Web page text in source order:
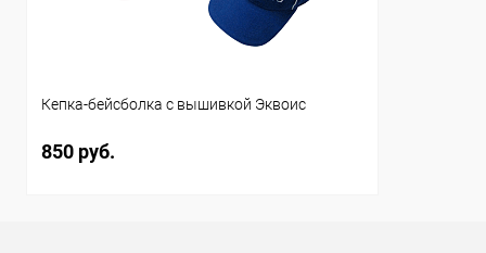
Кепка-бейсболка с вышивкой Эквоис
850 руб.